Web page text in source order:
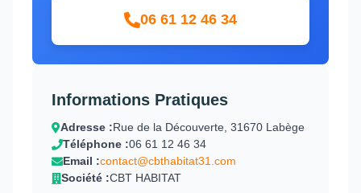
06 61 12 46 34
Informations Pratiques
Adresse :Rue de la Découverte, 31670 Labège
Téléphone :06 61 12 46 34
Email :contact@cbthabitat31.com
Société :CBT HABITAT